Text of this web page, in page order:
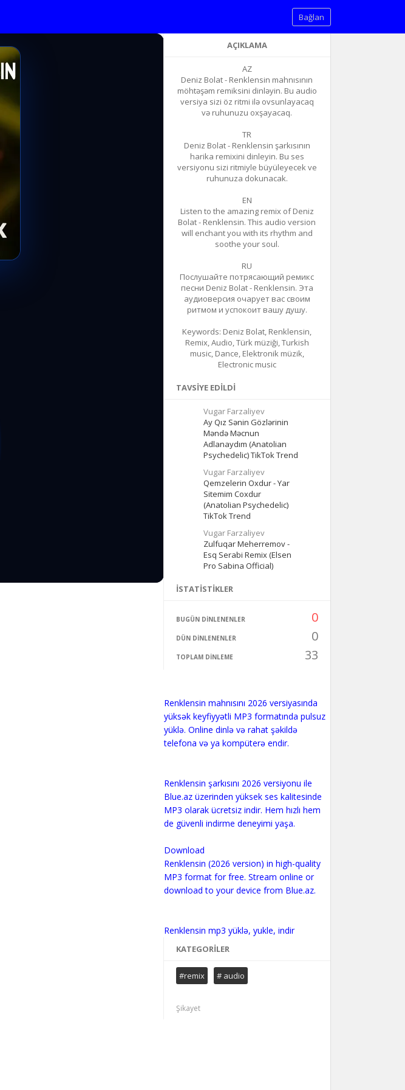
Bağlan
AÇIKLAMA
AZ
Deniz Bolat - Renklensin mahnısının
möhtəşəm remiksini dinləyin. Bu audio
versiya sizi öz ritmi ilə ovsunlayacaq
və ruhunuzu oxşayacaq.
TR
Deniz Bolat - Renklensin şarkısının
harika remixini dinleyin. Bu ses
versiyonu sizi ritmiyle büyüleyecek ve
ruhunuza dokunacak.
EN
Listen to the amazing remix of Deniz
Bolat - Renklensin. This audio version
will enchant you with its rhythm and
soothe your soul.
RU
Послушайте потрясающий ремикс
песни Deniz Bolat - Renklensin. Эта
аудиоверсия очарует вас своим
ритмом и успокоит вашу душу.
Keywords: Deniz Bolat, Renklensin,
Remix, Audio, Türk müziği, Turkish
music, Dance, Elektronik müzik,
Electronic music
TAVSIYE EDILDI
Vugar Farzaliyev
Ay Qız Sənin Gözlərinin
Məndə Məcnun
Adlanaydım (Anatolian
Psychedelic) TikTok Trend
Vugar Farzaliyev
Qemzelerin Oxdur - Yar
Sitemim Coxdur
(Anatolian Psychedelic)
TikTok Trend
Vugar Farzaliyev
Zulfuqar Meherremov -
Esq Serabi Remix (Elsen
Pro Sabina Official)
İSTATISTIKLER
BUGÜN DINLENENLER 0
DÜN DINLENENLER 0
TOPLAM DINLEME 33
Renklensin mahnısını 2026 versiyasında
yüksək keyfiyyətli MP3 formatında pulsuz
yüklə. Online dinlə və rahat şəkildə
telefona və ya kompüterə endir.
Renklensin şarkısını 2026 versiyonu ile
Blue.az üzerinden yüksek ses kalitesinde
MP3 olarak ücretsiz indir. Hem hızlı hem
de güvenli indirme deneyimi yaşa.
Download
Renklensin (2026 version) in high-quality
MP3 format for free. Stream online or
download to your device from Blue.az.
Renklensin mp3 yüklə, yukle, indir
KATEGORILER
#remix # audio
Şikayet